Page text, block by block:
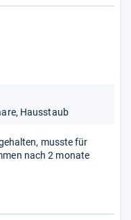
Hausstaub
musste für
nach 2 monate